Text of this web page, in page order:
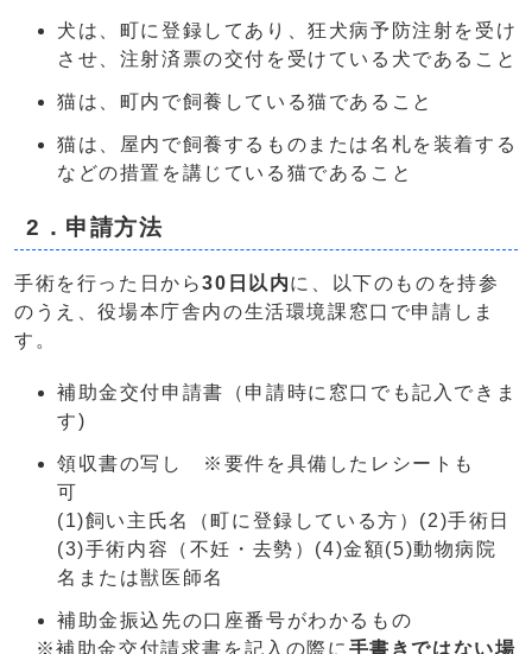
犬は、町に登録してあり、狂犬病予防注射を受け
させ、注射済票の交付を受けている犬であること
猫は、町内で飼養している猫であること
猫は、屋内で飼養するものまたは名札を装着する
などの措置を講じている猫であること
2．申請方法
手術を行った日から30日以内に、以下のものを持参
のうえ、役場本庁舎内の生活環境課窓口で申請しま
す。
補助金交付申請書（申請時に窓口でも記入できま
す)
領収書の写し ※要件を具備したレシートも
(1)飼い主氏名（町に登録している方）(2)手術日
(3)手術内容（不妊・去勢）(4)金額(5)動物病院
名または獣医師名
補助金振込先の口座番号がわかるもの
※補助金交付請求書を記入の際に 手書きではない場